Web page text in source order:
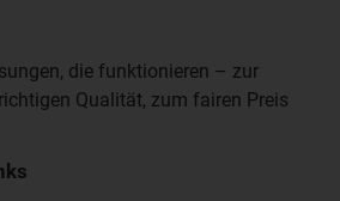
die funktionieren – zur
Qualität, zum fairen Preis